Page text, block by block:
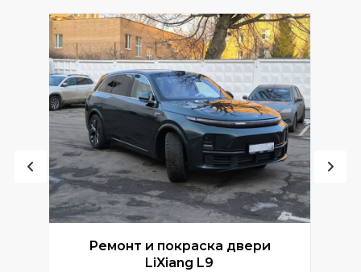
Ремонт и покраска двери
LiXiang L9